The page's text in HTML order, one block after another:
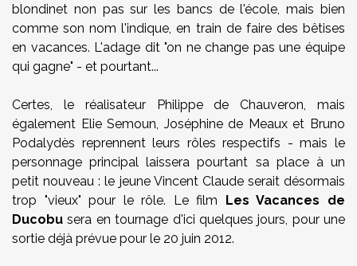
blondinet non pas sur les bancs de l'école, mais bien
comme son nom l'indique, en train de faire des bêtises
en vacances. L'adage dit "on ne change pas une équipe
qui gagne" - et pourtant...
Certes, le réalisateur Philippe de Chauveron, mais
également Elie Semoun, Joséphine de Meaux et Bruno
Podalydès reprennent leurs rôles respectifs - mais le
personnage principal laissera pourtant sa place à un
petit nouveau : le jeune Vincent Claude serait désormais
trop "vieux" pour le rôle. Le film Les Vacances de
Ducobu sera en tournage d'ici quelques jours, pour une
sortie déjà prévue pour le 20 juin 2012.